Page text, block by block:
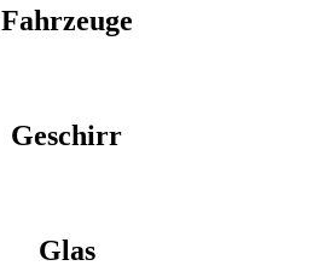
Fahrzeuge
Geschirr
Glas